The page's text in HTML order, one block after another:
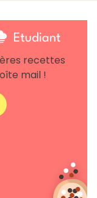
recettes
mail !